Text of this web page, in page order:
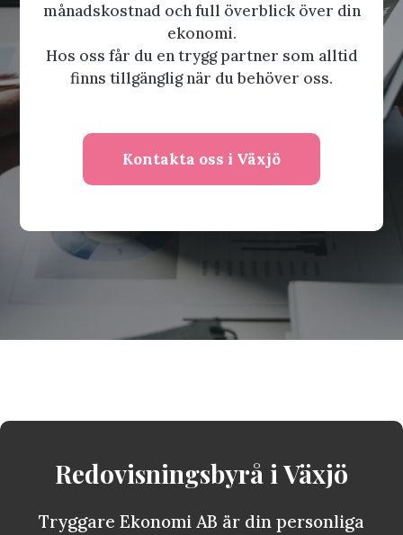
månadskostnad och full överblick över din
ekonomi.
Hos oss får du en trygg partner som alltid
finns tillgänglig när du behöver oss.
Kontakta oss i Växjö
Redovisningsbyrå iVäxjö
Tryggare Ekonomi AB är din personliga